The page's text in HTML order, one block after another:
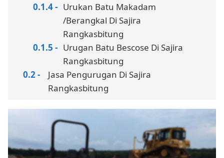
Urukan Batu Makadam
/Berangkal Di Sajira
Rangkasbitung
Urugan Batu Bescose Di Sajira
Rangkasbitung
Jasa Pengurugan Di Sajira
Rangkasbitung